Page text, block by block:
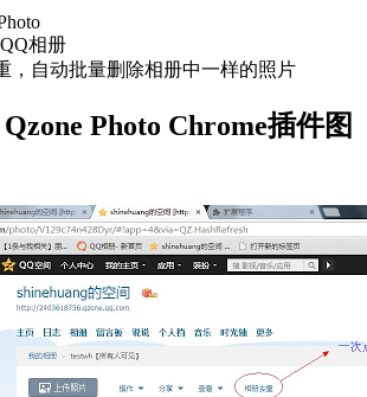
相册
，自动批量删除相册中一样的照片
Photo Chrome插件图